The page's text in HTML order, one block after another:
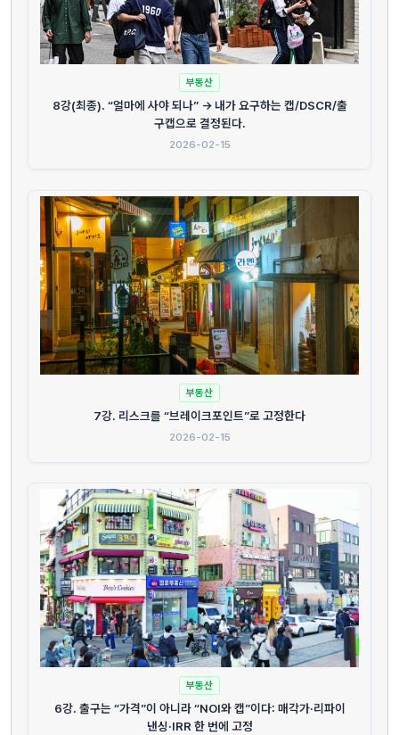
부동산
8강(최종). “얼마에 사야 되나” → 내가 요구하는 캡/DSCR/출
구캡으로 결정된다.
2026-02-15
부동산
7강. 리스크를 “브레이크포인트”로 고정한다
2026-02-15
부동산
6강. 출구는 “가격”이 아니라 “NOI와 캡”이다: 매각가·리파이
낸싱·IRR 한 번에 고정